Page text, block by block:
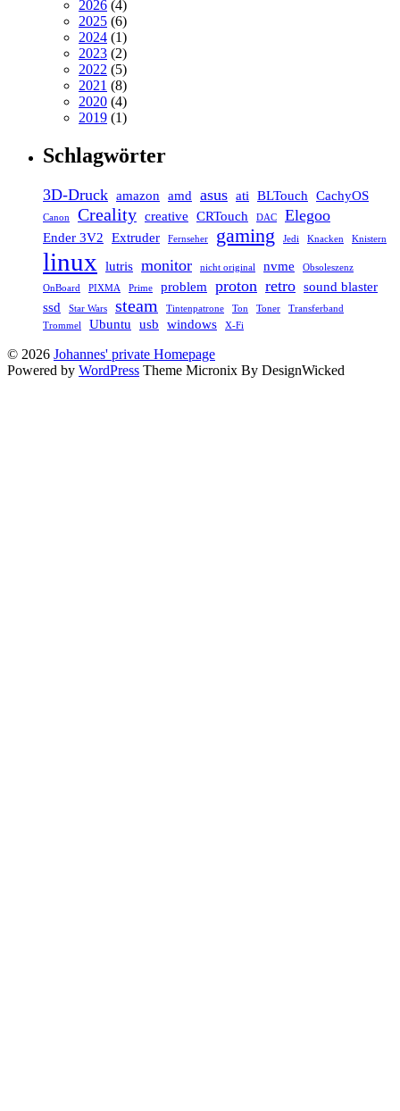
2026 (4)
2025 (6)
2024 (1)
2023 (2)
2022 (5)
2021 (8)
2020 (4)
2019 (1)
Schlagwörter
3D-Druck amazon amd asus ati BLTouch CachyOS
Canon Creality creative CRTouch DAC Elegoo
Ender 3V2 Extruder Fernseher gaming Jedi Knacken Knistern
linux lutris monitor nicht original nvme Obsoleszenz
OnBoard PIXMA Prime problem proton retro sound blaster
ssd
Star Wars steam Tintenpatrone Ton Toner
Transferband
Trommel
Ubuntu usb windows X-Fi
© 2026 Johannes' private Homepage
Powered by WordPress Theme Micronix By DesignWicked